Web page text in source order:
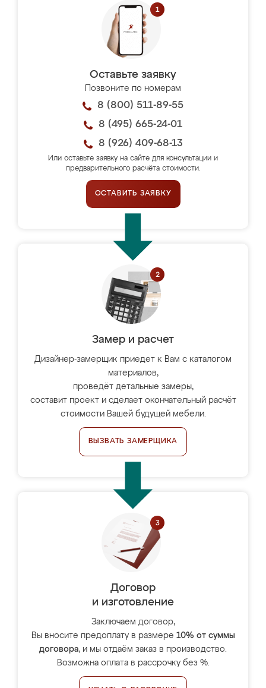
Оставьте заявку
Позвоните по номерам
8 (800) 511-89-55
8 (495) 665-24-01
8 (926) 409-68-13
Или оставьте заявку на сайте для консультации и
предварительного расчёта стоимости.
ОСТАВИТЬ ЗАЯВКУ
Замер и расчет
Дизайнер-замерщик приедет к Вам с каталогом
материалов,
проведёт детальные замеры,
составит проект и сделает окончательный расчёт
стоимости Вашей будущей мебели.
ВЫЗВАТЬ ЗАМЕРЩИКА
Договор
и изготовление
Заключаем договор,
Вы вносите предоплату в размере 10% от суммы
договора, и мы отдаём заказ в производство.
Возможна оплата в рассрочку без %.